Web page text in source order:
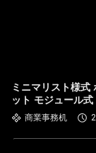
ミニマリスト様式
ット モジュール
商業事務机